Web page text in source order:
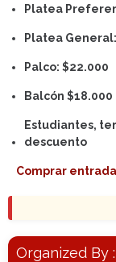
Platea
Platea
Palco: $22.000
Balcón $18.000
Estudiantes,
descuento
Comprar
Organized By :